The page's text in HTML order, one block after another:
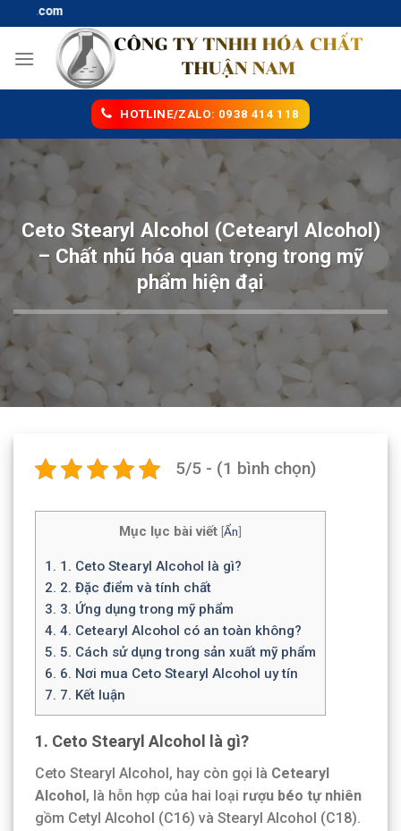
to
content
HOTLINE/ZALO: 0938 414 118
Ceto Stearyl Alcohol (Cetearyl Alcohol)
– Chất nhũ hóa quan trọng trong mỹ
phẩm hiện đại
5/5 - (1 bình chọn)
Mục lục bài viết [Ẩn]
1. 1. Ceto Stearyl Alcohol là gì?
2. 2. Đặc điểm và tính chất
3. 3. Ứng dụng trong mỹ phẩm
4. 4. Cetearyl Alcohol có an toàn không?
5. 5. Cách sử dụng trong sản xuất mỹ phẩm
6. 6. Nơi mua Ceto Stearyl Alcohol uy tín
7. 7. Kết luận
1. Ceto Stearyl Alcohol là gì?
Ceto Stearyl Alcohol, hay còn gọi là Cetearyl
Alcohol , là hỗn hợp của hai loại rượu béo tự nhiên
gồm Cetyl Alcohol (C16) và Stearyl Alcohol (C18).